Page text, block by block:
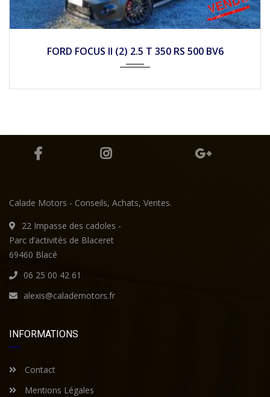
FORD FOCUS II (2) 2.5 T 350 RS 500 BV6
Calade Motors - Conseils, Achats, Ventes.
22 Impasse des cadoles -
Parc d’activités de Blaceret
69460 Blacé
06 25 00 42 61
alexis@calademotors.fr
INFORMATIONS
Contact
Mentions Légales